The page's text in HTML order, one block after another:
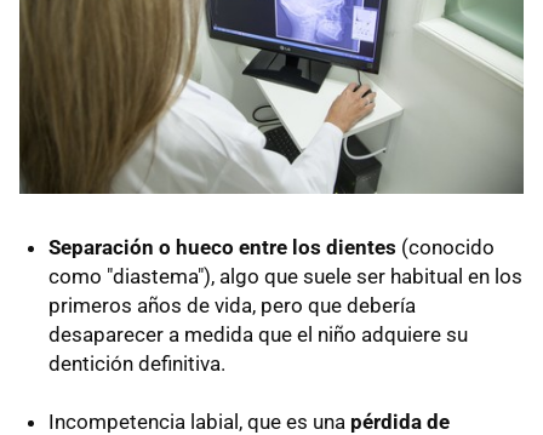
Separación o hueco entre los dientes (conocido
como "diastema"), algo que suele ser habitual en los
primeros años de vida, pero que debería
desaparecer a medida que el niño adquiere su
dentición definitiva.
Incompetencia labial, que es una pérdida de